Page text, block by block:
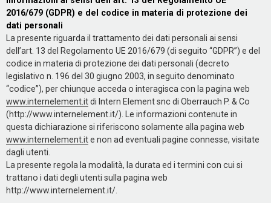
2016/679 (GDPR) e del codice in materia di protezione dei
dati personali
La presente riguarda il trattamento dei dati personali ai sensi
dell’art. 13 del Regolamento UE 2016/679 (di seguito “GDPR”) e del
codice in materia di protezione dei dati personali (decreto
legislativo n. 196 del 30 giugno 2003, in seguito denominato
“codice”), per chiunque acceda o interagisca con la pagina web
www.internelement.itdi Intern Element snc di Oberrauch P. & Co
(http://www.internelement.it/). Le informazioni contenute in
questa dichiarazione si riferiscono solamente alla pagina web
www.internelement.ite non ad eventuali pagine connesse, visitate
dagli utenti.
La presente regola la modalità, la durata ed i termini con cui si
trattano i dati degli utenti sulla pagina web
http://www.internelement.it/.